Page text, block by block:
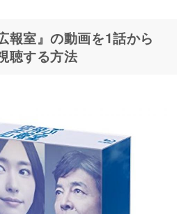
報室』の動画を1話から
聴する方法